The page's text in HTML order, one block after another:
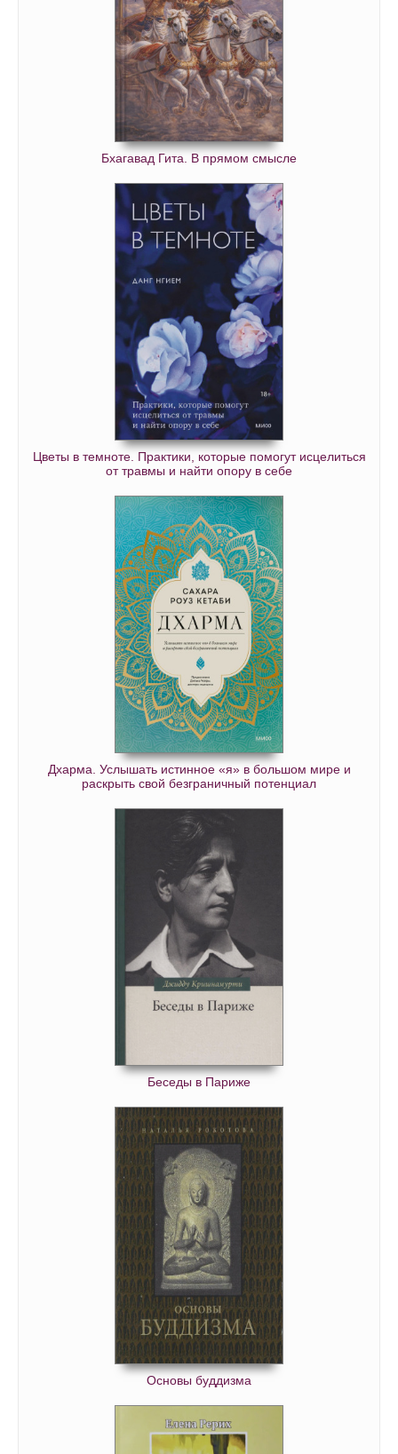
Бхагавад Гита. В прямом смысле
Цветы в темноте. Практики, которые помогут исцелиться
от травмы и найти опору в себе
Дхарма. Услышать истинное «я» в большом мире и
раскрыть свой безграничный потенциал
Беседы в Париже
Основы буддизма